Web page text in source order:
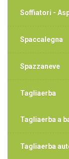
Soffiatori -
Spaccalegna
Spazzaneve
Tagliaerba
Tagliaerba a
Tagliaerba